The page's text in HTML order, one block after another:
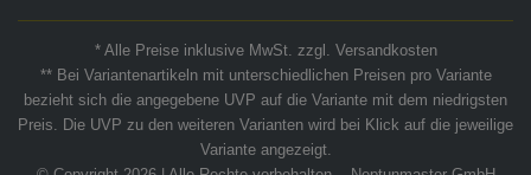
* Alle Preise inklusive MwSt. zzgl. Versandkosten
** Bei Variantenartikeln mit unterschiedlichen Preisen pro Variante
bezieht sich die angegebene UVP auf die Variante mit dem niedrigsten
Preis. Die UVP zu den weiteren Varianten wird bei Klick auf die jeweilige
Variante angezeigt.